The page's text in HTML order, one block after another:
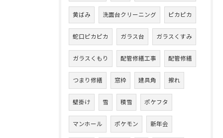
黄ばみ 洗面台クリーニング ピカピカ
蛇口ピカピカ ガラス台 ガラスくすみ
ガラスくもり 配管修繕工事 配管修繕
つまり修繕 窓枠 建具角 擦れ
壁掛け 雪 積雪 ポケフタ
マンホール ポケモン 新年会